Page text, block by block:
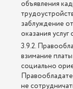
объявления
заблуждение
оказания услуг
3.9.2.
взимание платы
социально
не